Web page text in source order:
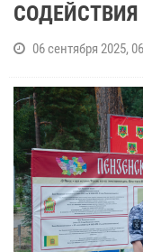
06 сентября 2025,